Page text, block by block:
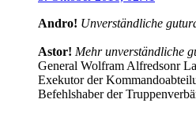
Andro! Unverständliche
Astor! Mehr unverständliche
General Wolfram Alfredsonr
Exekutor der
Befehlshaber der